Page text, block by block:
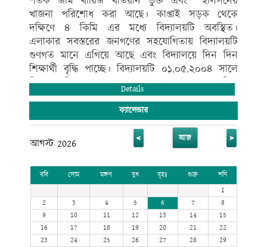
খাজনা পরিশোধ করা আছে। কাপ্তাই সড়ক থেকে
দক্ষিণে ৪ কিমি এর মধ্যে বিদ্যালয়টি অবস্থিত।
এলাকার সবস্তরের জনগণের সহযোগিতায় বিদ্যালয়টি
গুণগত মানে এগিয়ে আছে এবং বিদ্যালয়ে দিন দিন
শিক্ষার্থী বৃদ্ধি পাচ্ছে। বিদ্যালয়টি ০১.০৫.২০০৪ সালে
নিম্ন মাধ্যমিক স্তর এবং ০১/০৭/২০১৯ সালে মাধ্যমিক
স্তর এমপিও ভুক্তি লাভ করে এর বর্তমানে শিক্ষা বোর্ড
কর্তৃক একাডেমিক (বিজ্ঞান, মানবিক ও ব্যবসায় শিক্ষা
শাখা) স্বীকৃতি প্রাপ্ত। বিদ্যালয়ে বর্তমানে দুই কক্ষ
বিশিষ্ঠ একতলা ভবন ১টি ও চারতলা বিশিষ্ঠ ভবন ১টি
বিদ্যমান। বিদ্যালয়টি প্রতিষ্ঠার পর থেকে গ্রামীণ শিক্ষা
ব্যবস্থাকে এগিয়ে নিয়ে যাওয়ার লক্ষ্যে অগ্রণী ভূমিকা
পালন করে আসছে।
Details
ক্যালেন্ডার
আগস্ট 2026 < আজ >
রবি সোম মঙ্গল বুধ বৃহঃ শুক্র
শনি
1
2
3 4 5 6 7
8
9
10 11 12 13 14
15
16
17 18 19 20 21
22
23
24 25 26 27 28
29